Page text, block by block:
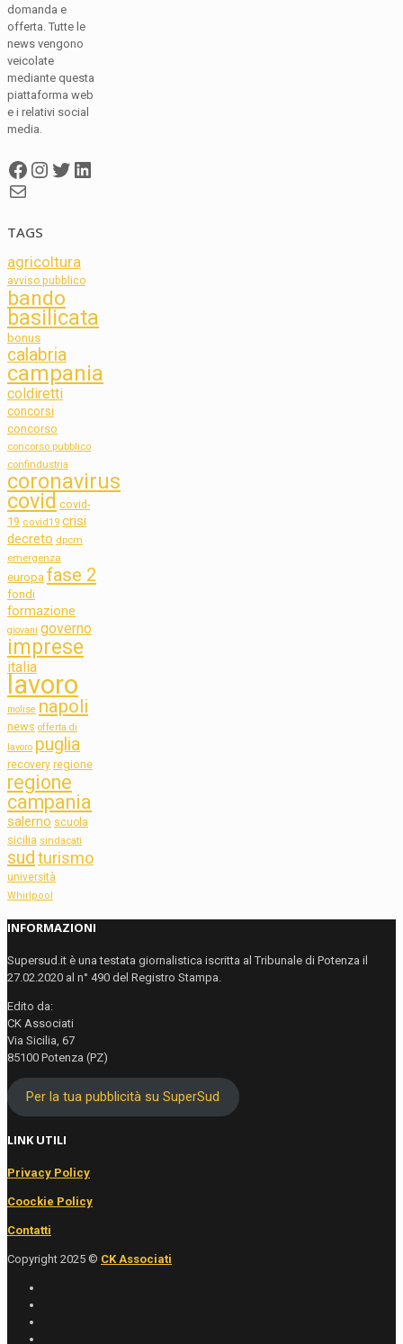
domanda e
offerta. Tutte le
news vengono
veicolate
mediante questa
piattaforma web
e i relativi social
media.
Facebook
Instagram
Twitter
LinkedIn
Mail
TAGS
agricoltura
avviso pubblico
bando
basilicata
bonus
calabria
campania
coldiretti
concorsi
concorso
concorso pubblico
confindustria
coronavirus
covid covid-
19 covid19 crisi
decreto dpcm
emergenza
europa fase 2
fondi
formazione
giovani governo
imprese
italia
lavoro
molise napoli
news offerta di
lavoro puglia
recovery regione
regione
campania
salerno scuola
sicilia sindacati
sudturismo
università
Whirlpool
INFORMAZIONI
Supersud.it è una testata giornalistica iscritta al Tribunale di Potenza il
27.02.2020 al n° 490 del Registro Stampa.
Edito da:
CK Associati
Via Sicilia, 67
85100 Potenza (PZ)
Per la tua pubblicità su SuperSud
LINK UTILI
Privacy Policy
Coockie Policy
Contatti
Copyright 2025 © CK Associati